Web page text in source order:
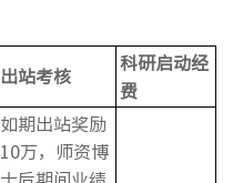
出站考核
科研启动经
费
如期出站奖励
10万，师资博